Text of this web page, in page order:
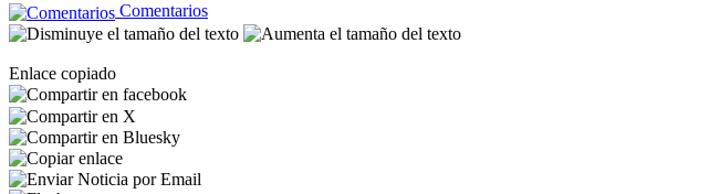
Comentarios
Enlace copiado